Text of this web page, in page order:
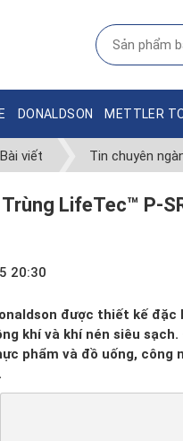
DONALDSON METTLER
Bài viết Tin chuyên
LifeTec™ P-
20:30
được thiết kế
khí và khí nén siêu
phẩm và đồ uống, công